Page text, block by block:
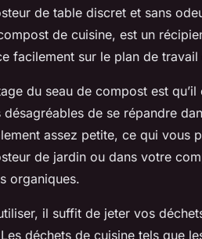
de table discret et sans
de cuisine, est un
facilement sur le plan de
du seau de compost est qu’il
désagréables de se répandre
assez petite, ce qui vous
de jardin ou dans votre
organiques.
il suffit de jeter vos
déchets de cuisine tels que